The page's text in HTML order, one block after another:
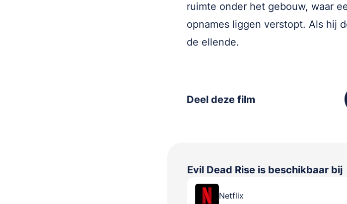
ruimte onder het gebouw, waar
opnames liggen verstopt. Als hij
de ellende.
Deel deze film
Evil Dead Rise is beschikbaar bij
Netflix